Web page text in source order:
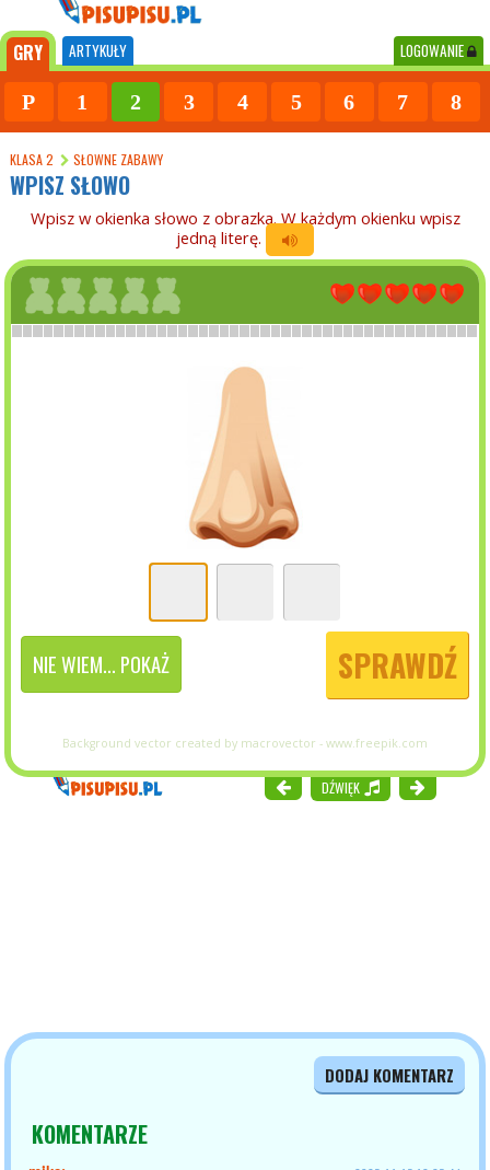
GRY ARTYKUŁY LOGOWANIE
P 1 2 3 4 5 6 7 8
KLASA 2 SŁOWNE ZABAWY
WPISZ SŁOWO
Wpisz w okienka słowo z obrazka. W każdym okienku wpisz
jedną literę.
NIE WIEM... POKAŻ SPRAWDŹ
Background vector created by macrovector - www.freepik.com
DŹWIĘK
DODAJ KOMENTARZ
KOMENTARZE